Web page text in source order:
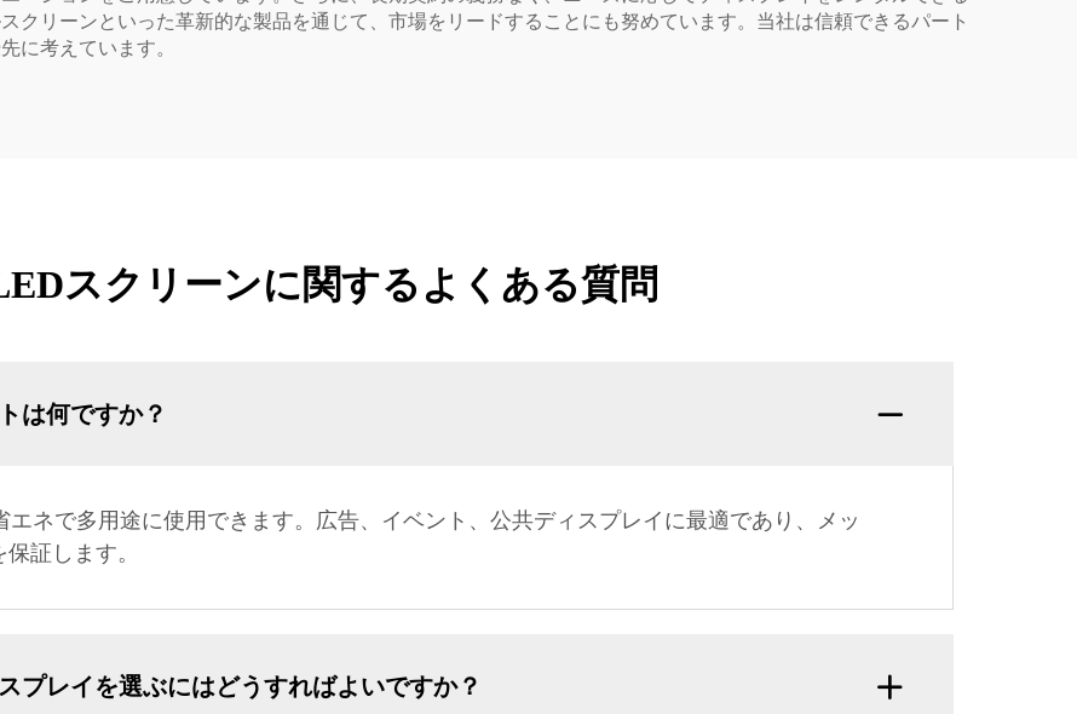
クリーンといった革新的な製品を通じて、市場をリードすることにも努めています。当社は信頼できるパート
に考えています。
スクリーンに関するよくある質問
は何ですか？
ネで多用途に使用できます。広告、イベント、公共ディスプレイに最適であり、メッ
証します。
プレイを選ぶにはどうすればよいですか？